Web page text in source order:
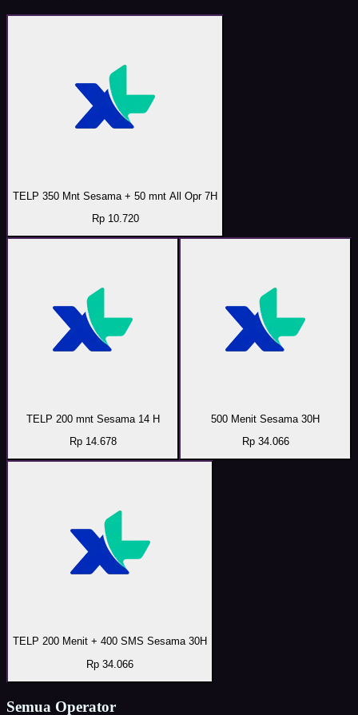
TELP 350 Mnt Sesama + 50 mnt All Opr 7H
Rp 10.720
TELP 200 mnt Sesama 14 H
Rp 14.678
500 Menit Sesama 30H
Rp 34.066
TELP 200 Menit + 400 SMS Sesama 30H
Rp 34.066
Semua Operator